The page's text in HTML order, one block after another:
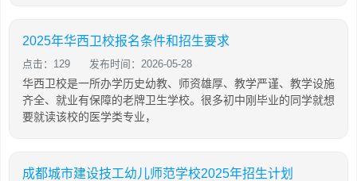
2025年华西卫校报名条件和招生要求
点击：129 发布时间：2026-05-28
华西卫校是一所办学历史幼教、师资雄厚、教学严谨、教学设施
齐全、就业有保障的老牌卫生学校。很多初中刚毕业的同学就想
要就读该校的医学类专业，
成都城市建设技工幼儿师范学校2025年招生计划